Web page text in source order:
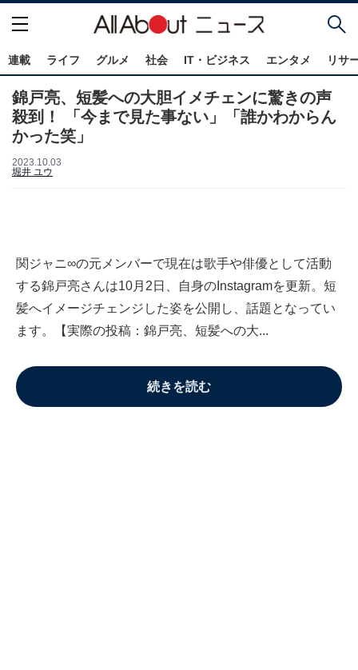
連載 ライフ グルメ 社会 IT・ビジネス エンタメ リサ
錦戸亮、短髪への大胆イメチェンに驚きの声
殺到！ 「今まで見た事ない」「誰かわからん
かった笑」
2023.10.03
堀井 ユウ
関ジャニ∞の元メンバーで現在は歌手や俳優として活動
する錦戸亮さんは10月2日、自身のInstagramを更新。短
髪へイメージチェンジした姿を公開し、話題となってい
ます。【実際の投稿：錦戸亮、短髪への大...
続きを読む